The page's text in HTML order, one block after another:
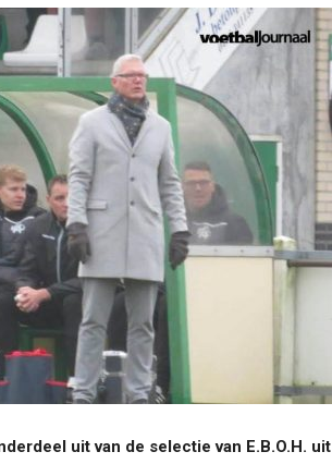
uit van de selectie van E.B.O.H. uit